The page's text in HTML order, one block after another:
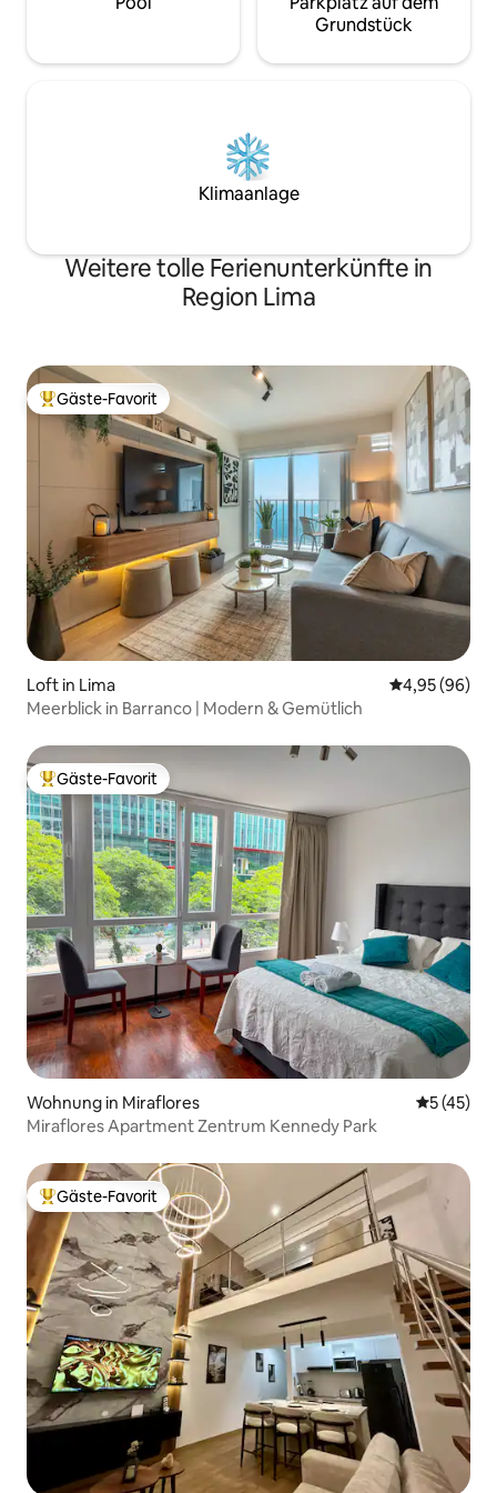
Grundstück
Klimaanlage
Weitere tolle Ferienunterkünfte in
Region Lima
Beliebter Gäste-Favorit.
Gäste-Favorit
Loft in Lima
4,95 (96)
Meerblick in Barranco | Modern & Gemütlich
Beliebter Gäste-Favorit.
Gäste-Favorit
Wohnung in Miraflores
5 (45)
Miraflores Apartment Zentrum Kennedy Park
Beliebter Gäste-Favorit.
Gäste-Favorit